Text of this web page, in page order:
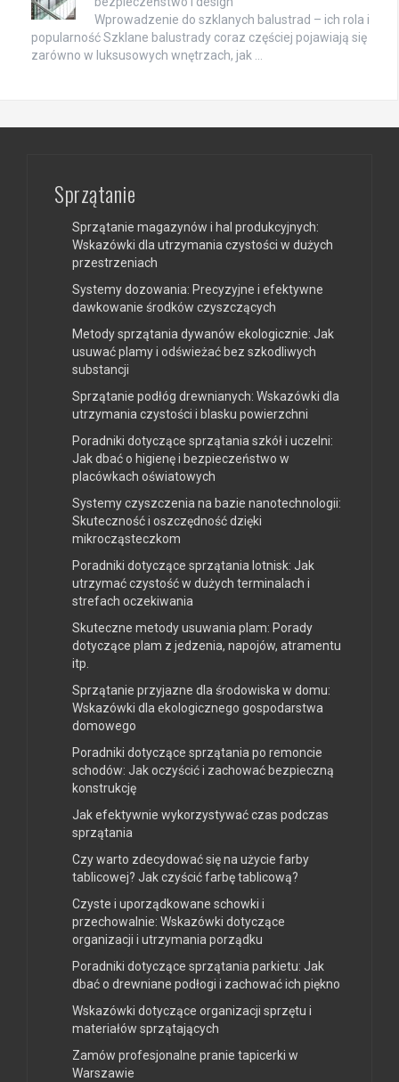
Wprowadzenie do szklanych balustrad – ich rola i
popularność Szklane balustrady coraz częściej pojawiają się
zarówno w luksusowych wnętrzach, jak …
Sprzątanie
Sprzątanie magazynów i hal produkcyjnych:
Wskazówki dla utrzymania czystości w dużych
przestrzeniach
Systemy dozowania: Precyzyjne i efektywne
dawkowanie środków czyszczących
Metody sprzątania dywanów ekologicznie: Jak
usuwać plamy i odświeżać bez szkodliwych
substancji
Sprzątanie podłóg drewnianych: Wskazówki dla
utrzymania czystości i blasku powierzchni
Poradniki dotyczące sprzątania szkół i uczelni:
Jak dbać o higienę i bezpieczeństwo w
placówkach oświatowych
Systemy czyszczenia na bazie nanotechnologii:
Skuteczność i oszczędność dzięki
mikrocząsteczkom
Poradniki dotyczące sprzątania lotnisk: Jak
utrzymać czystość w dużych terminalach i
strefach oczekiwania
Skuteczne metody usuwania plam: Porady
dotyczące plam z jedzenia, napojów, atramentu
itp.
Sprzątanie przyjazne dla środowiska w domu:
Wskazówki dla ekologicznego gospodarstwa
domowego
Poradniki dotyczące sprzątania po remoncie
schodów: Jak oczyścić i zachować bezpieczną
konstrukcję
Jak efektywnie wykorzystywać czas podczas
sprzątania
Czy warto zdecydować się na użycie farby
tablicowej? Jak czyścić farbę tablicową?
Czyste i uporządkowane schowki i
przechowalnie: Wskazówki dotyczące
organizacji i utrzymania porządku
Poradniki dotyczące sprzątania parkietu: Jak
dbać o drewniane podłogi i zachować ich piękno
Wskazówki dotyczące organizacji sprzętu i
materiałów sprzątających
Zamów profesjonalne pranie tapicerki w
Warszawie